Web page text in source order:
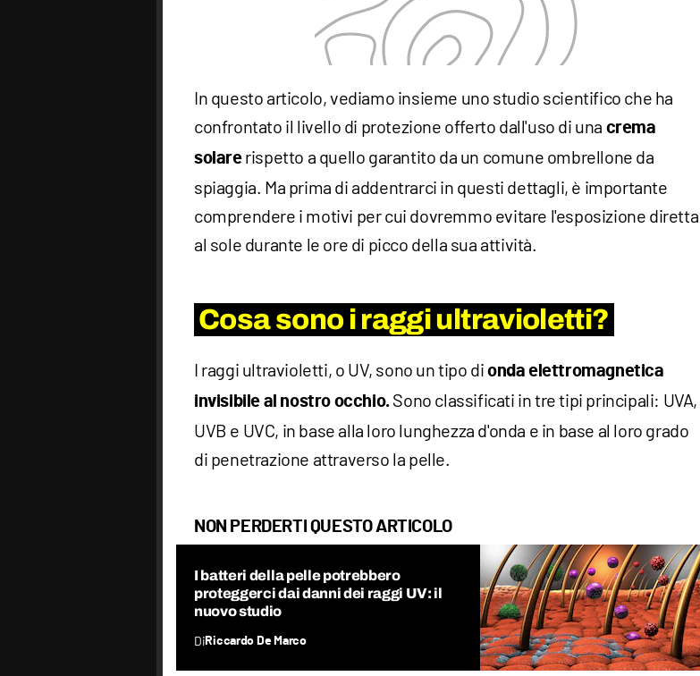
In questo articolo, vediamo insieme uno studio scientifico che ha
confrontato il livello di protezione offerto dall'uso di una crema
solarerispetto a quello garantito da un comune ombrellone da
spiaggia. Ma prima di addentrarci in questi dettagli, è importante
comprendere i motivi per cui dovremmo evitare l'esposizione diretta
al sole durante le ore di picco della sua attività.
Cosa sono i raggi ultravioletti?
I raggi ultravioletti, o UV, sono un tipo di onda elettromagnetica
invisibile al nostro occhio.Sono classificati in tre tipi principali: UVA,
UVB e UVC, in base alla loro lunghezza d'onda e in base al loro grado
di penetrazione attraverso la pelle.
NON PERDERTI QUESTO ARTICOLO
I batteri della pelle potrebbero
proteggerci dai danni dei raggi UV: il
nuovo studio
DiRiccardo De Marco